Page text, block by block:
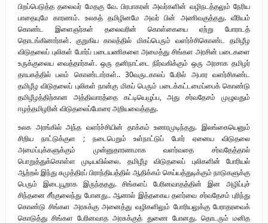
பிறப்பெடுத்த தலைவர் மேதகு வே. பிரபாகரன் அவர்களின் வழிநடத்தலும் நேரிய
பாதையுமே காரணம். உலகத் தமிழினமே அவர் பின் அணிவகுத்தது. வீரியம்
கொண்ட இளைஞர்கள் தலைவரின் கொள்கையை ஏற்று போராடத்
தொடங்கினார்கள். குறுகிய காலத்தில் மிகப்பெரும் வளர்ச்சிகொண்ட தமிழீழ
விடுதலைப் புலிகள் போர்ப் படையணிகளை அமைத்து சிங்கள அரசின் படைகளை
உருக்குலைய வைத்தார்கள். ஒரு தனிநாட்டை நிர்வகிக்கும் ஒரு அரசாக தமிழர்
தாயகத்தில் பலம் கொண்டார்கள்.. 30வருடகாலப் பேரில் அபார வளர்சிகண்ட
தமிழீழ விடுதலைப் புலிகள் நான்கு மிகப் பெரும் படைக்கட்டமைப்பைக் கொண்டு
தமிழீழத்திற்கான அத்திவாரத்தை கட்டியெழுப்ப, அது சர்வதேசம் முழுவதும்
ஈழத்தமிழரின் விடுதலைப்போரை அறியவைத்தது.
உலக அரங்கில் அந்த வளர்ச்சியின் தாக்கம் உணரமுடிந்தது. இலங்கையெனும்
சிறிய நாட்டுக்குள ; நடைபெறும் உள்நாட்டுப் போர் ஏனைய விடுதலை
அமைப்புக்களுக்கும் முன்னுதாரணமாக வளர்வதை சர்வதேத்தால்
பொறுத்துக்கொள்ள முடியவில்லை. தமிழீழ விடுதலைப் புலிகளின் போரியல்
ஆற்றல் இந்து சுமுத்திரப் பிராந்தியத்தில் ஆதிக்கம் செய்யத்துடிக்கும் நாடுகளுக்கு
பெரும் இடையூறாக இருந்ததது. சிங்களப் பேரினவாதத்தின் இன அழிப்புச்
சிந்தனை சீர்குலைந்து போனது.. ஆனால் இத்தகைய தளர்வை சர்வதேசம் புரிந்து
கொண்டு சிங்கள அரசுக்கு அனைத்து வழிகளிலும் போரியலுக்கு பேராதரவைக்
கொடுத்து சிங்கள பேரினவாத அரசுக்குத் துணை போனது. தொடரும் மனித